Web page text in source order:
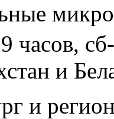
часов,
и
и